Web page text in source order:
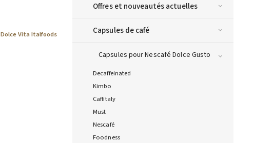
Offres et nouveautés actuelles
Capsules de café
Capsules pour Nescafé Dolce Gusto
Decaffeinated
Kimbo
Caffitaly
Must
Nescafé
Foodness
Dolce Vita Italfoods